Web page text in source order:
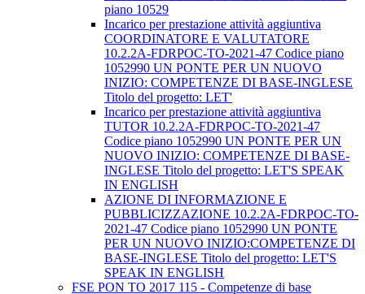
piano 10529
Incarico per prestazione attività aggiuntiva
COORDINATORE E VALUTATORE
10.2.2A-FDRPOC-TO-2021-47 Codice piano
1052990 UN PONTE PER UN NUOVO
INIZIO: COMPETENZE DI BASE-INGLESE
Titolo del progetto: LET'
Incarico per prestazione attività aggiuntiva
TUTOR 10.2.2A-FDRPOC-TO-2021-47
Codice piano 1052990 UN PONTE PER UN
NUOVO INIZIO: COMPETENZE DI BASE-
INGLESE Titolo del progetto: LET'S SPEAK
IN ENGLISH
AZIONE DI INFORMAZIONE E
PUBBLICIZZAZIONE 10.2.2A-FDRPOC-TO-
2021-47 Codice piano 1052990 UN PONTE
PER UN NUOVO INIZIO:COMPETENZE DI
BASE-INGLESE Titolo del progetto: LET'S
SPEAK IN ENGLISH
FSE PON TO 2017 115 - Competenze di base